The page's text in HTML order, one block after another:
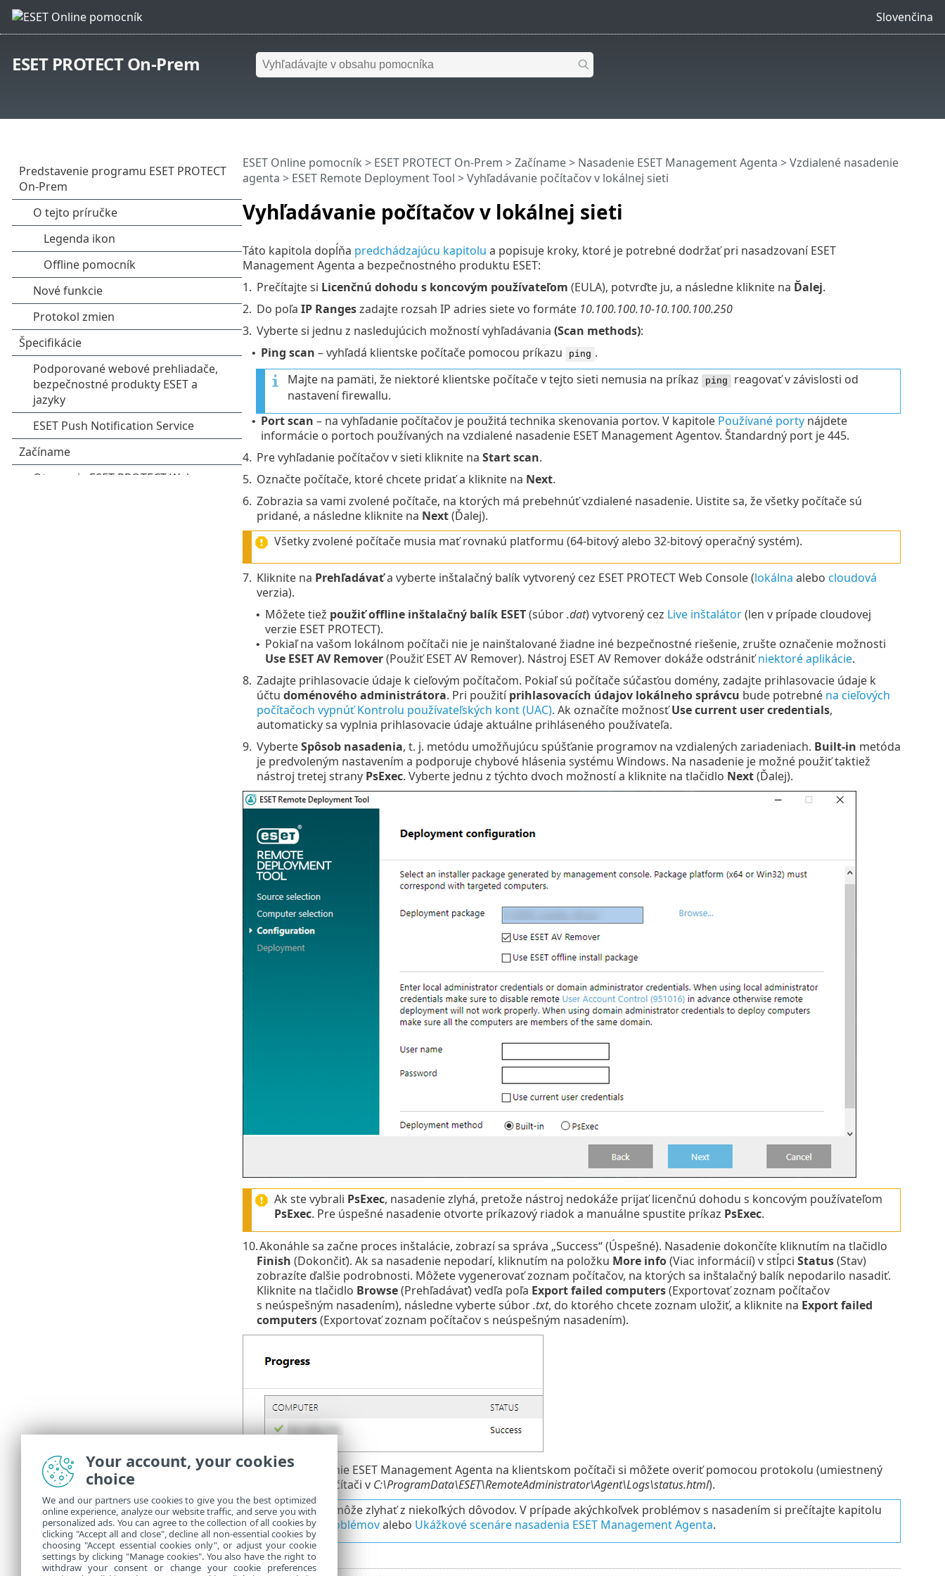
Slovenčina
ESET PROTECT On-Prem
Vyhľadávanie počítačov v lokálnej sieti
ESET Online pomocník > ESET PROTECT On-Prem >Začíname> Nasadenie ESET Management Agenta >Vzdialené nasadenie
agenta > ESET Remote Deployment Tool > Vyhľadávanie počítačov v lokálnej sieti
Táto kapitola dopĺňa predchádzajúcu kapitolu a popisuje kroky, ktoré je potrebné dodržať pri nasadzovaní ESET
Management Agenta a bezpečnostného produktu ESET:
1. Prečítajte si Licenčnú dohodu s koncovým používateľom (EULA), potvrďte ju, a následne kliknite na Ďalej.
2. Do poľa IP Rangeszadajte rozsah IP adries siete vo formáte 10.100.100.10-10.100.100.250
3. Vyberte si jednu z nasledujúcich možností vyhľadávania (Scan methods):
• Ping scan – vyhľadá klientske počítače pomocou príkazu ping .
Majte na pamäti, že niektoré klientske počítače v tejto sieti nemusia na príkaz
ping reagovať v závislosti od
nastavení firewallu.
• Port scan – na vyhľadanie počítačov je použitá technika skenovania portov. V kapitole Používané portynájdete
informácie o portoch používaných na vzdialené nasadenie ESET Management Agentov. Štandardný port je 445.
4. Pre vyhľadanie počítačov v sieti kliknite na Start scan.
5. Označte počítače, ktoré chcete pridať a kliknite na Next.
6. Zobrazia sa vami zvolené počítače, na ktorých má prebehnúť vzdialené nasadenie. Uistite sa, že všetky počítače sú
pridané, a následne kliknite na Next(Ďalej).
Všetky zvolené počítače musia mať rovnakú platformu (64-bitový alebo 32-bitový operačný systém).
7. Kliknite na Prehľadávaťa vyberte inštalačný balík vytvorený cez ESET PROTECT Web Console (lokálna alebo cloudová
verzia).
• Môžete tiež použiť offline inštalačný balík ESET(súbor.dat) vytvorený cez Live inštalátor(len v prípade cloudovej
verzie ESET PROTECT).
• Pokiaľ na vašom lokálnom počítači nie je nainštalované žiadne iné bezpečnostné riešenie, zrušte označenie možnosti
Use ESET AV Remover(Použiť ESET AV Remover). Nástroj ESET AV Remover dokáže odstrániťniektoré aplikácie.
8. Zadajte prihlasovacie údaje k cieľovým počítačom. Pokiaľ sú počítače súčasťou domény, zadajte prihlasovacie údaje k
účtu doménového administrátora. Pri použitíprihlasovacích údajov lokálneho správcu bude potrebné na cieľových
počítačoch vypnúť Kontrolu používateľských kont (UAC). Ak označíte možnosťUse current user credentials,
automaticky sa vyplnia prihlasovacie údaje aktuálne prihláseného používateľa.
9. VyberteSpôsob nasadenia, t. j. metódu umožňujúcu spúšťanie programov na vzdialených zariadeniach. Built-in metóda
je predvoleným nastavením a podporuje chybové hlásenia systému Windows. Na nasadenie je možné použiť taktiež
nástroj tretej strany PsExec. Vyberte jednu z týchto dvoch možností a kliknite na tlačidlo Next(Ďalej).
Ak ste vybrali PsExec, nasadenie zlyhá, pretože nástroj nedokáže prijať licenčnú dohodu s koncovým používateľom
PsExec. Pre úspešné nasadenie otvorte príkazový riadok a manuálne spustite príkaz PsExec.
10.Akonáhle sa začne proces inštalácie, zobrazí sa správa „Success“ (Úspešné). Nasadenie dokončíte kliknutím na tlačidlo
Finish (Dokončiť). Ak sa nasadenie nepodarí, kliknutím na položku More info(Viac informácií) v stĺpci Status(Stav)
zobrazíte ďalšie podrobnosti. Môžete vygenerovať zoznam počítačov, na ktorých sa inštalačný balík nepodarilo nasadiť.
Kliknite na tlačidlo Browse(Prehľadávať) vedľa poľa Export failed computers(Exportovať zoznam počítačov
s neúspešným nasadením), následne vyberte súbor.txt, do ktorého chcete zoznam uložiť, a kliknite na Export failed
computers(Exportovať zoznam počítačov s neúspešným nasadením).
Správne fungovanie ESET Management Agenta na klientskom počítači si môžete overiť pomocou protokolu (umiestnený
na klientskom počítači v C:\ProgramData\ESET\RemoteAdministrator\Agent\Logs\status.html).
Nasadenie môže zlyhať z niekoľkých dôvodov. V prípade akýchkoľvek problémov s nasadením si prečítajte kapitolu
Riešenie problémovalebo Ukážkové scenáre nasadenia ESET Management Agenta.
Your account, your cookies
choice
We and our partners use cookies to give you the best optimized
online experience, analyze our website traffic, and serve you with
personalized ads. You can agree to the collection of all cookies by
clicking "Accept all and close", decline all non-essential cookies by
choosing "Accept essential cookies only", or adjust your cookie
settings by clicking "Manage cookies". You also have the right to
withdraw your consent or change your cookie preferences